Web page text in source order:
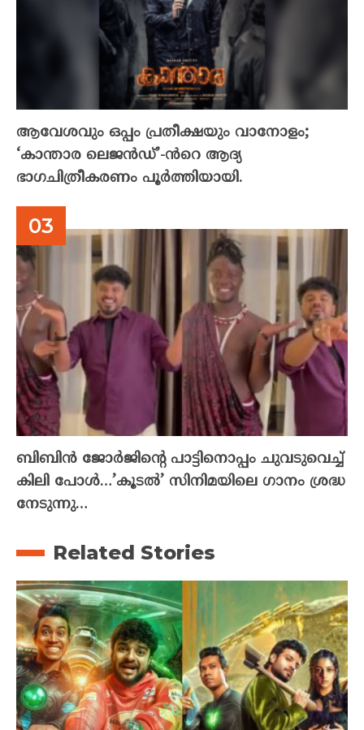
ആവേശവും ഒപ്പം പ്രതീക്ഷയും വാനോളം;
‘കാന്താര ലെജൻഡ്’-ൻറെ ആദ്യ
ഭാഗചിത്രീകരണം പൂർത്തിയായി.
ബിബിൻ ജോർജിന്റെ പാട്ടിനൊപ്പം ചുവടുവെച്ച്
കിലി പോൾ…’കൂടൽ’ സിനിമയിലെ ഗാനം ശ്രദ്ധ
നേടുന്നു…
Related Stories